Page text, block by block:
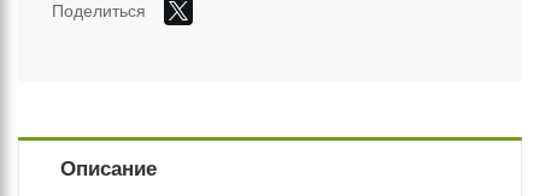
Поделиться
Описание